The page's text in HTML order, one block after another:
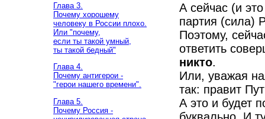
Глава 3.
Почему хорошему
человеку в России плохо.
Или "почему,
если ты такой умный,
ты такой бедный"
Глава 4.
Почему антигерои -
"герои нашего времени".
Глава 5.
Почему Россия -
А сейчас (и
партия (сила)
Поэтому,
ответить
никто.
Или, уважая
так: правит
А это и будет